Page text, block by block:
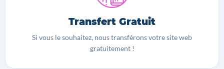
Transfert Gratuit
Si vous le souhaitez, nous transférons votre site web
gratuitement !